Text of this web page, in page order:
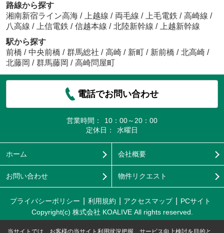
路線から探す
湘南新宿ライン高海 / 上越線 / 両毛線 / 上毛電鉄 / 高崎線 /
八高線 / 上信電鉄 / 信越本線 / 北陸新幹線 /
上越新幹線
駅から探す
前橋 / 中央前橋 / 群馬総社 / 高崎 / 新町 / 新前橋 / 北高崎 /
北藤岡 / 群馬藤岡 / 高崎問屋町
電話でお問い合わせ
営業時間：
10：00～20：00
定休日：
水曜日
ホーム 会社概要
お問い合わせ 物件リクエスト
プライバシーポリシー 利用規約 アクセスマップ
PCサイト
Copyright(c) 株式会社 KOALIVE All rights reserved.
当サイトでは、お客様の当サイト利用状況把握、サービス向上検討を目的と